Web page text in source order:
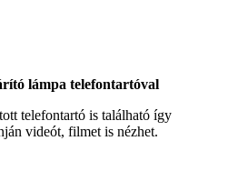
lámpa telefontartóval
telefontartó is található így
videót, filmet is nézhet.